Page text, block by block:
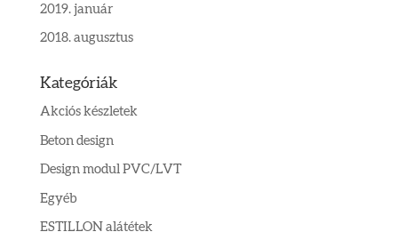
2019. január
2018. augusztus
Kategóriák
Akciós készletek
Beton design
Design modul PVC/LVT
Egyéb
ESTILLON alátétek